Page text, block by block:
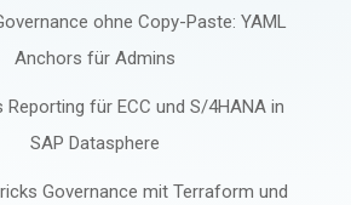
ohne Copy-Paste: YAML
Anchors für Admins
Reporting für ECC und S/4HANA in
SAP Datasphere
Governance mit Terraform und